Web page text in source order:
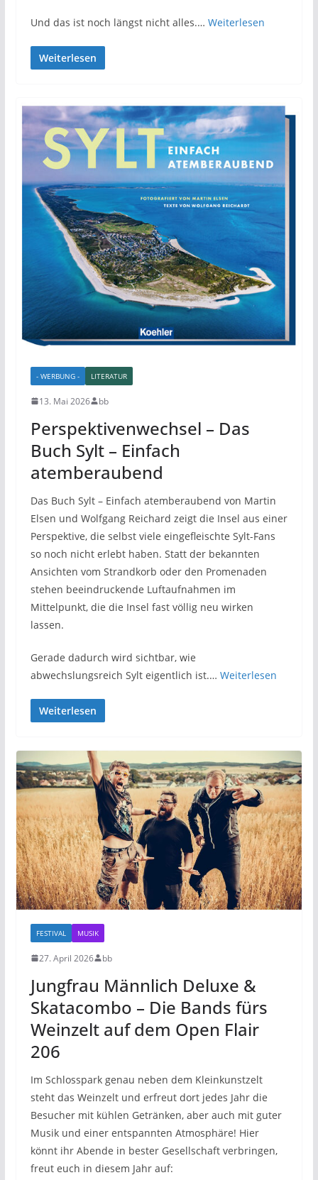
Und das ist noch längst nicht alles.… Weiterlesen
Weiterlesen
- WERBUNG - LITERATUR
13. Mai 2026 bb
Perspektivenwechsel – Das
Buch Sylt – Einfach
atemberaubend
Das Buch Sylt – Einfach atemberaubend von Martin
Elsen und Wolfgang Reichard zeigt die Insel aus einer
Perspektive, die selbst viele eingefleischte Sylt-Fans
so noch nicht erlebt haben. Statt der bekannten
Ansichten vom Strandkorb oder den Promenaden
stehen beeindruckende Luftaufnahmen im
Mittelpunkt, die die Insel fast völlig neu wirken
lassen.
Gerade dadurch wird sichtbar, wie
abwechslungsreich Sylt eigentlich ist.… Weiterlesen
Weiterlesen
FESTIVAL MUSIK
27. April 2026 bb
Jungfrau Männlich Deluxe &
Skatacombo – Die Bands fürs
Weinzelt auf dem Open Flair
206
Im Schlosspark genau neben dem Kleinkunstzelt
steht das Weinzelt und erfreut dort jedes Jahr die
Besucher mit kühlen Getränken, aber auch mit guter
Musik und einer entspannten Atmosphäre! Hier
könnt ihr Abende in bester Gesellschaft verbringen,
freut euch in diesem Jahr auf: